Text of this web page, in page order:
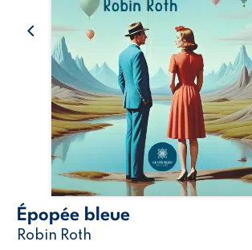
Épopée bleue
Robin Roth